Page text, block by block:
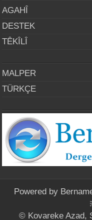
AGAHÎ
DESTEK
TÊKÎLÎ
MALPER
TÜRKÇE
Powered by
© Kovareke Azad,